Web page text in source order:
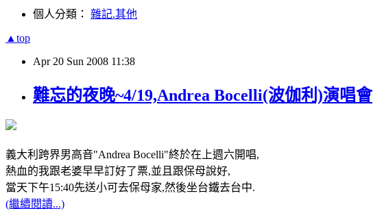
個人分類： 雜記.其他
▲top
Apr 20 Sun 2008 11:38
難忘的夜晚~4/19,Andrea Bocelli(波伽利)演唱會
義大利跨界男高音"Andrea Bocelli"終於在上週六開唱,
熱血的我跟老婆早早訂好了票,並且跟保母說好,
當天下午15:40先送小可去保母家,然後坐台鐵去台中.
(繼續閱讀...)